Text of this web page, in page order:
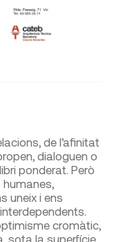
de l’afinitat
dialoguen o
ponderat. Però
uneix i ens
cromàtic,
sota la superfície,